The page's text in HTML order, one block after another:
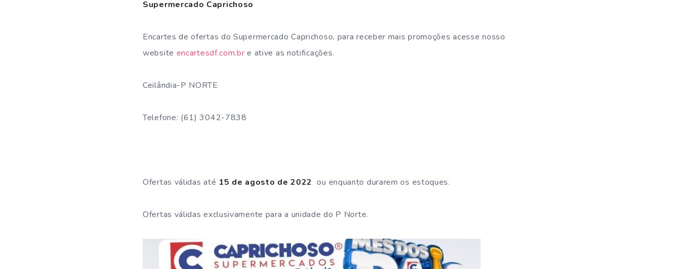
Supermercado Caprichoso
Encartes de ofertas do Supermercado Caprichoso, para receber mais promoções acesse nosso
website encartesdf.com.br e ative as notificações.
Ceilândia-P NORTE
Telefone: (61) 3042-7838
Ofertas válidas até 15 de agosto de 2022 ou enquanto durarem os estoques.
Ofertas válidas exclusivamente para a unidade do P Norte.